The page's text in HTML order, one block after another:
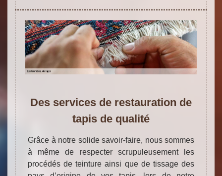
Des services de restauration de
tapis de qualité
Grâce à notre solide savoir-faire, nous sommes
à même de respecter scrupuleusement les
procédés de teinture ainsi que de tissage des